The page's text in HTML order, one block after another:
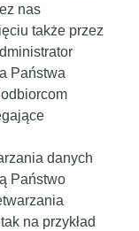
nas
także przez
Państwa
danych
Państwo
na przykład